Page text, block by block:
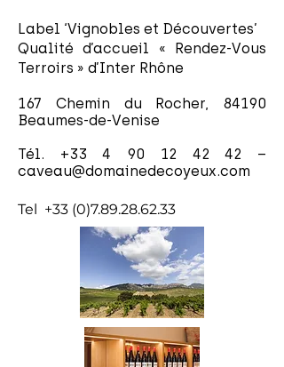
Label ‘Vignobles et Découvertes’
Qualité d’accueil « Rendez-Vous
Terroirs » d’Inter Rhône
167 Chemin du Rocher, 84190
Beaumes-de-Venise
Tél. +33 4 90 12 42 42 –
caveau@domainedecoyeux.com
Tel +33 (0)7.89.28.62.33